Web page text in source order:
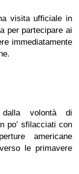
visita ufficiale in
per partecipare ai
immediatamente
dalla volontà di
po’ sfilacciati con
americane
le primavere